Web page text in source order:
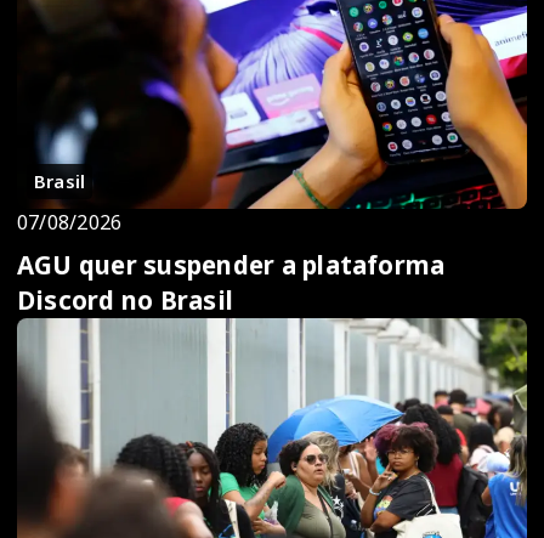
Brasil
07/08/2026
AGU quer suspender a plataforma
Discord no Brasil